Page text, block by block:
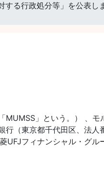
る行政処分等」を公表し
」という。） 、モ
行（東京都千代田区、法
フィナンシャル・グル